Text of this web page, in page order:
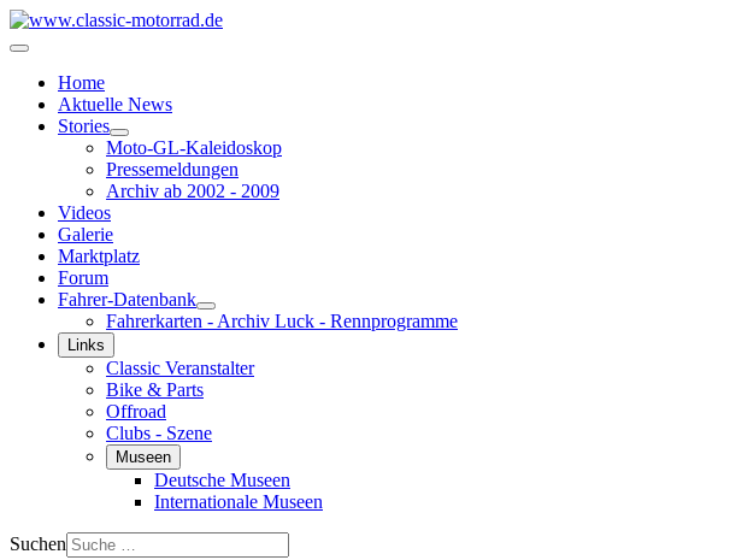
Home
Aktuelle News
Stories
Moto-GL-Kaleidoskop
Pressemeldungen
Archiv ab 2002 - 2009
Videos
Galerie
Marktplatz
Forum
Fahrer-Datenbank
Fahrerkarten - Archiv Luck - Rennprogramme
Links
Classic Veranstalter
Bike & Parts
Offroad
Clubs - Szene
Museen
Deutsche Museen
Internationale Museen
Suchen